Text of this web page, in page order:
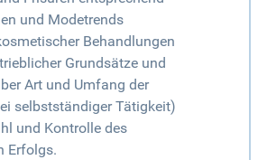
und Modetrends
Behandlungen
Grundsätze und
Art und Umfang der
selbstständiger Tätigkeit)
und Kontrolle des
Erfolgs.